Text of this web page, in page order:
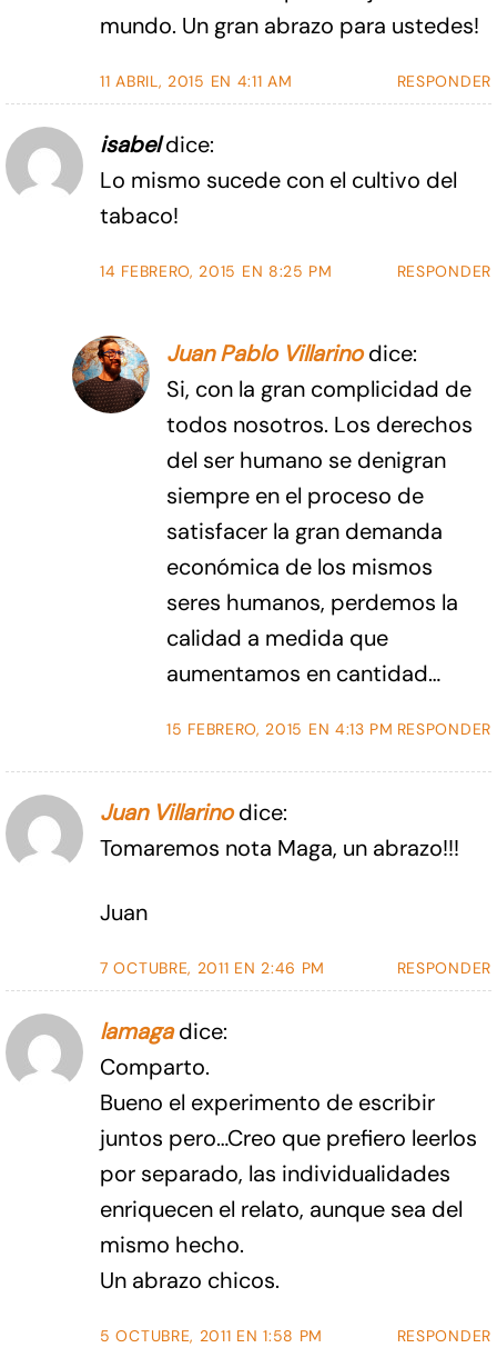
mundo. Un gran abrazo para ustedes!
11 ABRIL, 2015 EN 4:11 AM RESPONDER
isabel dice:
Lo mismo sucede con el cultivo del
tabaco!
14 FEBRERO, 2015 EN 8:25 PM RESPONDER
Juan Pablo Villarino dice:
Si, con la gran complicidad de
todos nosotros. Los derechos
del ser humano se denigran
siempre en el proceso de
satisfacer la gran demanda
económica de los mismos
seres humanos, perdemos la
calidad a medida que
aumentamos en cantidad…
15 FEBRERO, 2015 EN 4:13 PM RESPONDER
Juan Villarino dice:
Tomaremos nota Maga, un abrazo!!!
Juan
7 OCTUBRE, 2011 EN 2:46 PM RESPONDER
lamaga dice:
Comparto.
Bueno el experimento de escribir
juntos pero…Creo que prefiero leerlos
por separado, las individualidades
enriquecen el relato, aunque sea del
mismo hecho.
Un abrazo chicos.
5 OCTUBRE, 2011 EN 1:58 PM RESPONDER